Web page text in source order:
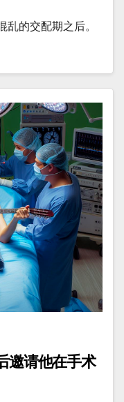
的交配期之后。
邀请他在手术